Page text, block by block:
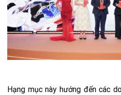
Hạng mục này hướng đến các